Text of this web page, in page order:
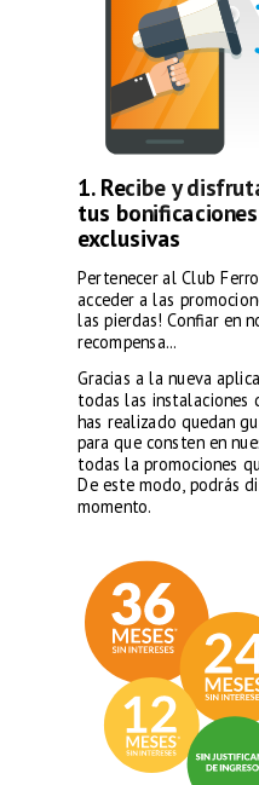
1. Recibe y
tus
exclusivas
Pertenecer al Club
acceder a las
las pierdas! Confiar en
recompensa...
Gracias a la nueva
todas las instalaciones
has realizado quedan
para que consten en
todas la promociones
De este modo, podrás
momento.